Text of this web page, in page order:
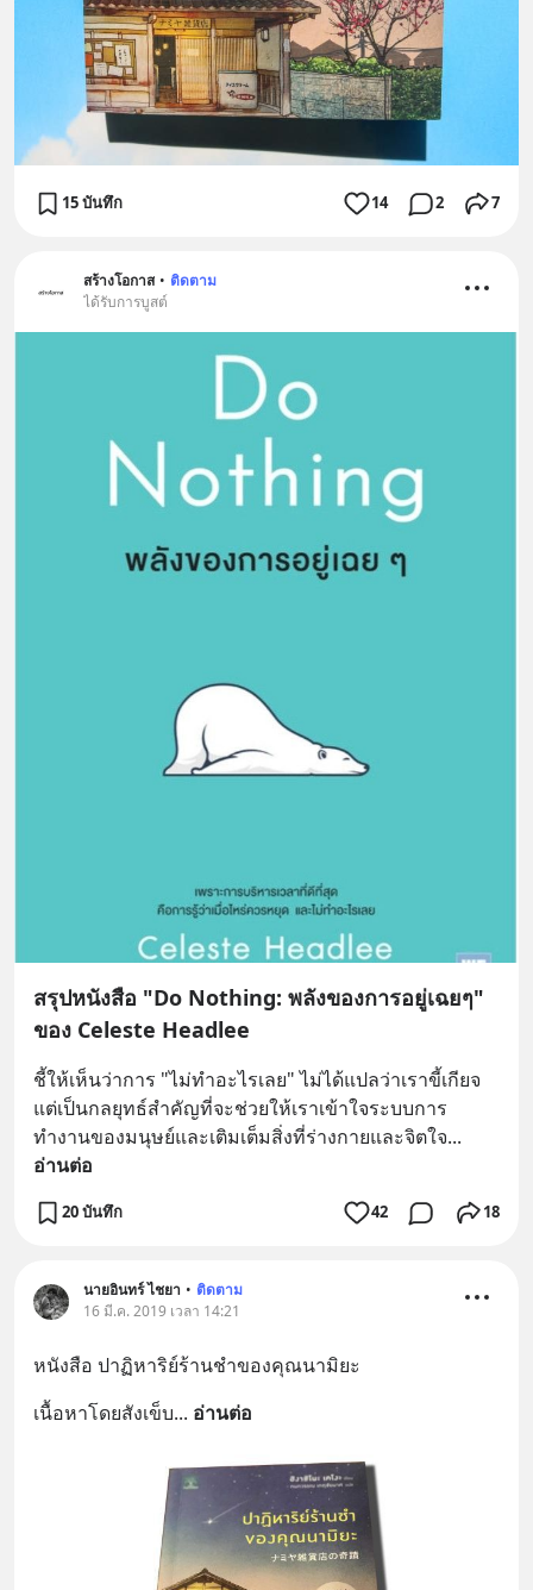
15 บันทึก 14 2 7
สร้างโอกาส • ติดตาม
ได้รับการบูสต์
สรุปหนังสือ "Do Nothing: พลังของการอยู่เฉยๆ"
ของ Celeste Headlee
ชี้ให้เห็นว่าการ "ไม่ทำอะไรเลย" ไม่ได้แปลว่าเราขี้เกียจ
แต่เป็นกลยุทธ์สำคัญที่จะช่วยให้เราเข้าใจระบบการ
ทำงานของมนุษย์และเติมเต็มสิ่งที่ร่างกายและจิตใจ
อ่านต่อ
20 บันทึก 42 18
นายอินทร์ ไชยา • ติดตาม
16 มี.ค. 2019 เวลา 14:21
หนังสือ ปาฏิหาริย์ร้านชำของคุณนามิยะ
เนื้อหาโดยสังเข็บ... อ่านต่อ